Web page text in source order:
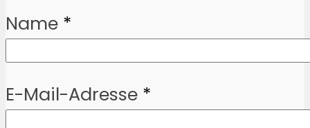
Name *
E-Mail-Adresse *